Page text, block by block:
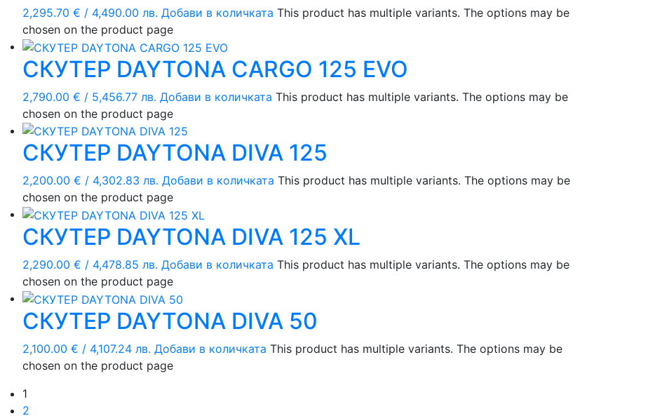
2,295.70 € / 4,490.00 лв. Добави в количката This product has multiple variants. The options may be
chosen on the product page
СКУТЕР DAYTONA CARGO 125 EVO
2,790.00 € / 5,456.77 лв. Добави в количката This product has multiple variants. The options may be
chosen on the product page
СКУТЕР DAYTONA DIVA 125
2,200.00 € / 4,302.83 лв. Добави в количката This product has multiple variants. The options may be
chosen on the product page
СКУТЕР DAYTONA DIVA 125 XL
2,290.00 € / 4,478.85 лв. Добави в количката This product has multiple variants. The options may be
chosen on the product page
СКУТЕР DAYTONA DIVA 50
2,100.00 € / 4,107.24 лв. Добави в количката This product has multiple variants. The options may be
chosen on the product page
1
2